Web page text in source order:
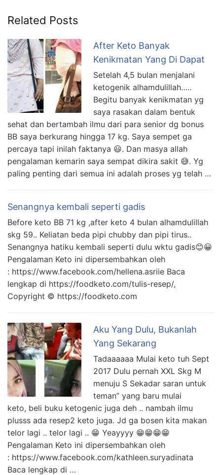
Related Posts
After Keto Banyak
Kenikmatan Yang Di Dapat
Setelah 4,5 bulan menjalani
ketogenik alhamdulillah…..
Begitu banyak kenikmatan yg
saya rasakan dalam bentuk
sehat dan bertambah ilmu dari para senior dg bonus
BB saya berkurang hingga 17 kg. Saya sempet ga
percaya tapi inilah faktanya 😃. Dan masya allah
pengalaman kemarin saya sempat dikira sakit 😅. Yg
paling penting dari semua ini adalah proses yg telah …
Senangnya kembali seperti gadis
Before keto BB 71 kg ,after keto 4 bulan alhamdulillah
skg 59.. Keliatan beda pipi chubby dan pipi tirus..
Senangnya hatiku kembali seperti dulu wktu gadis😊😀
Pengalaman Keto ini dipersembahkan oleh
: https://www.facebook.com/hellena.asriie Baca
lengkap di https://foodketo.com/tulis-resep/,
Copyright © https://foodketo.com
Aku Yang Dulu, Bukanlah
Yang Sekarang
Tadaaaaaa Mulai keto tuh Sept
2017 Dulu pernah XXL Skg M
menuju S Sekadar saran untuk
teman” yang baru mulai
keto, beli buku ketogenic juga deh .. nambah ilmu
plusss ada resep2 keto juga. Jd ga bosen kita makan
telor lagi .. telor lagi .. 😁 Yeayyyy 😁😁😁😁
Pengalaman Keto ini dipersembahkan oleh
: https://www.facebook.com/kathleen.suryadinata
Baca lengkap di …